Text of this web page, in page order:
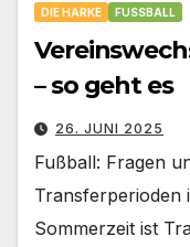
DIE HARKE FUSSBALL
– so geht es
26. JUNI 2025
Fußball: Fragen
Transferperioden
Sommerzeit ist